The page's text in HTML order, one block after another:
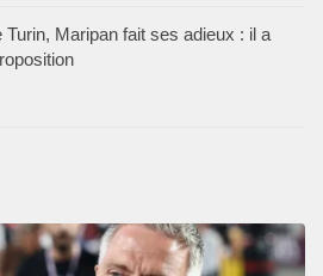
Turin, Maripan fait ses adieux : il a